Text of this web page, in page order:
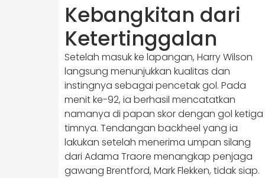
Kebangkitan dari
Ketertinggalan
Setelah masuk ke lapangan, Harry Wilson
langsung menunjukkan kualitas dan
instingnya sebagai pencetak gol. Pada
menit ke-92, ia berhasil mencatatkan
namanya di papan skor dengan gol ketiga
timnya. Tendangan backheel yang ia
lakukan setelah menerima umpan silang
dari Adama Traore menangkap penjaga
gawang Brentford, Mark Flekken, tidak siap.